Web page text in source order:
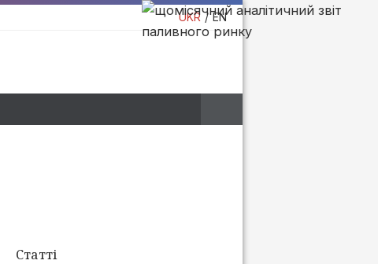
UKR EN
Статті